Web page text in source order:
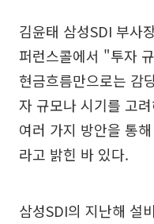
김윤태 삼성SDI 부사
퍼런스콜에서 "투자
현금흐름만으로는 감
자 규모나 시기를 고
여러 가지 방안을 통
라고 밝힌 바 있다.
삼성SDI의 지난해 설